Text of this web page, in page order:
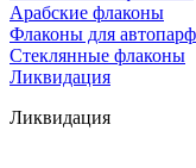
Арабские флаконы
Флаконы для
Стеклянные флаконы
Ликвидация
Ликвидация